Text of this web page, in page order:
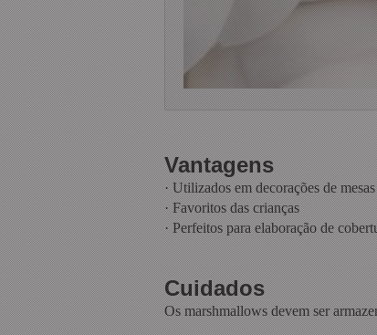
Vantagens
·Utilizados em decorações de
·Favoritos das crianças
·Perfeitos para elaboração de
Cuidados
Os marshmallows devem ser